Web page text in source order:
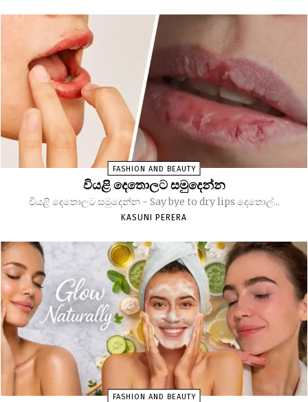
FASHION AND BEAUTY
වියළි දෙතොලට සමුදෙන්න
වියළි දෙතොලට සමුදෙන්න - Say bye to dry lips දෙතොල්...
KASUNI PERERA
FASHION AND BEAUTY